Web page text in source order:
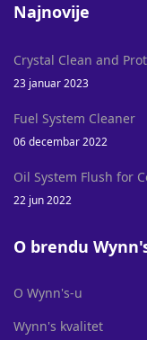
Najnovije
Crystal Clean and
23 januar 2023
Fuel System Cleaner
06 decembar 2022
Oil System Flush for
22 jun 2022
O brendu
O Wynn's-u
Wynn's kvalitet